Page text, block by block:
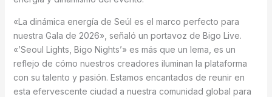
«La dinámica energía de Seúl es el marco perfecto para
nuestra Gala de 2026», señaló un portavoz de Bigo Live.
«’Seoul Lights, Bigo Nights’» es más que un lema, es un
reflejo de cómo nuestros creadores iluminan la plataforma
con su talento y pasión. Estamos encantados de reunir en
esta efervescente ciudad a nuestra comunidad global para